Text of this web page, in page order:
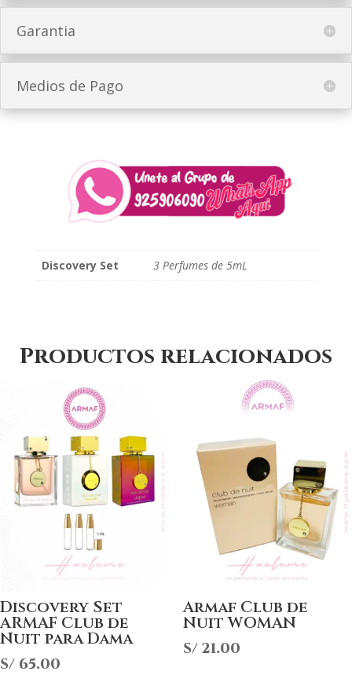
Garantia
Medios de Pago
Discovery Set 3 Perfumes de 5mL
Productos relacionados
Discovery Set
ARMAF Club de
Nuit para Dama
S/ 65.00
Armaf Club de
Nuit WOMAN
S/21.00